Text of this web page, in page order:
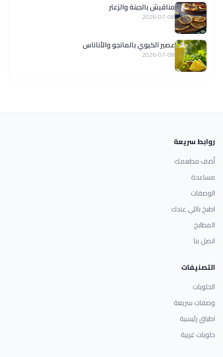
مناقيش بالجبنة والزعتر
2026-07-08
عصير الكيوي بالمانجو والأناناس
2026-07-08
روابط سريعة
أضف مطعمك
مساعدة
الوصفات
اطبخ باللي عندك
المطابخ
اتصل بنا
التصنيفات
الحلويات
وصفات سريعة
اطباق رئيسية
حلويات غربية